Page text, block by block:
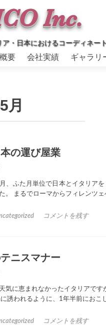
ア・日本におけるコーディネー
要 会社実績 ギャラリ
月
の運び屋業
、ふた月単位で日本とイタリア
。 まるでローマからフィレンツ
コメントを残す
ニスマナー
気に恵まれなかったイタリアで
誘われるように、1年半前におこ
コメントを残す